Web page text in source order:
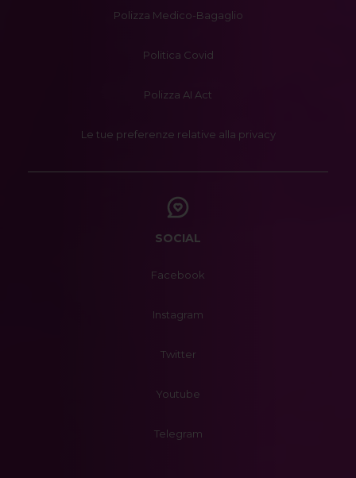
Polizza Medico-Bagaglio
Politica Covid
Polizza AI Act
Le tue preferenze relative alla privacy
SOCIAL
Facebook
Instagram
Twitter
Youtube
Telegram